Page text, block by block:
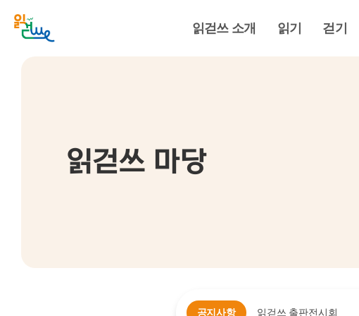
읽걷쓰 소개 읽기 걷기
읽걷쓰 마당
공지사항 읽걷쓰 출판전시회